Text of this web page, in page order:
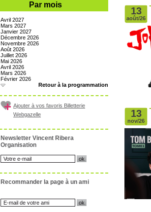
Par mois
Avril 2027
Mars 2027
Janvier 2027
Décembre 2026
Novembre 2026
Août 2026
Juillet 2026
Mai 2026
Avril 2026
Mars 2026
Février 2026
Retour à la programmation
Ajouter à vos favoris Billetterie
Webgazelle
Newsletter Vincent Ribera
Organisation
Recommander la page à un ami
13
août/26
13
nov/26